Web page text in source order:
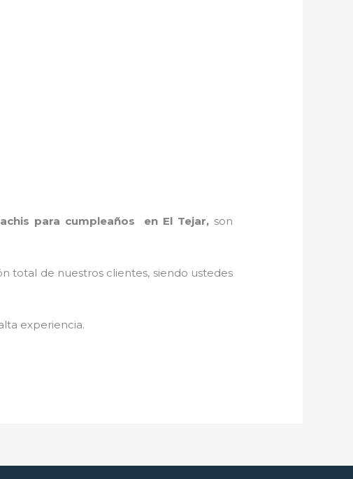
para cumpleaños en El Tejar, son
total de nuestros clientes, siendo ustedes
experiencia.